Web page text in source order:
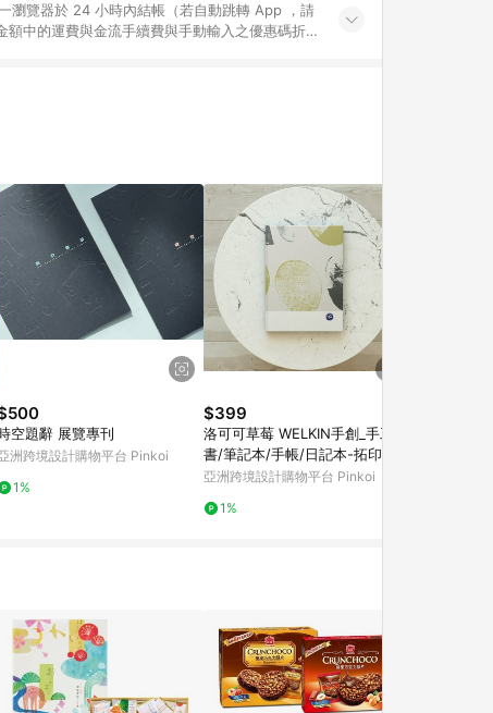
瀏覽器於 24 小時內結帳（若自動跳轉 App ，請
中的運費與金流手續費與手動輸入之優惠碼折
以上才具贈點資格。 7. 點數將於出貨後 45 天
頁面後才首次下載 Pinkoi APP 並完成訂單，不
空題辭 展覽專刊
洲跨境設計購物平台 Pinkoi
1%
$399
洛可可草莓 WELKIN手創_手工
書/筆記本/手帳/日記本-拓印
亞洲跨境設計購物平台 Pinkoi
1%